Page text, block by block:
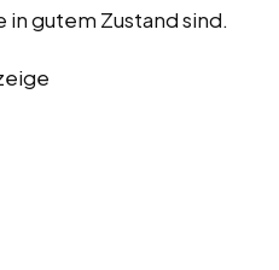
in gutem Zustand sind.